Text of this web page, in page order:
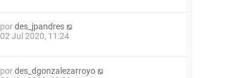
pordes_jpandres
02 Jul 2020, 11:24
pordes_dgonzalezarroyo